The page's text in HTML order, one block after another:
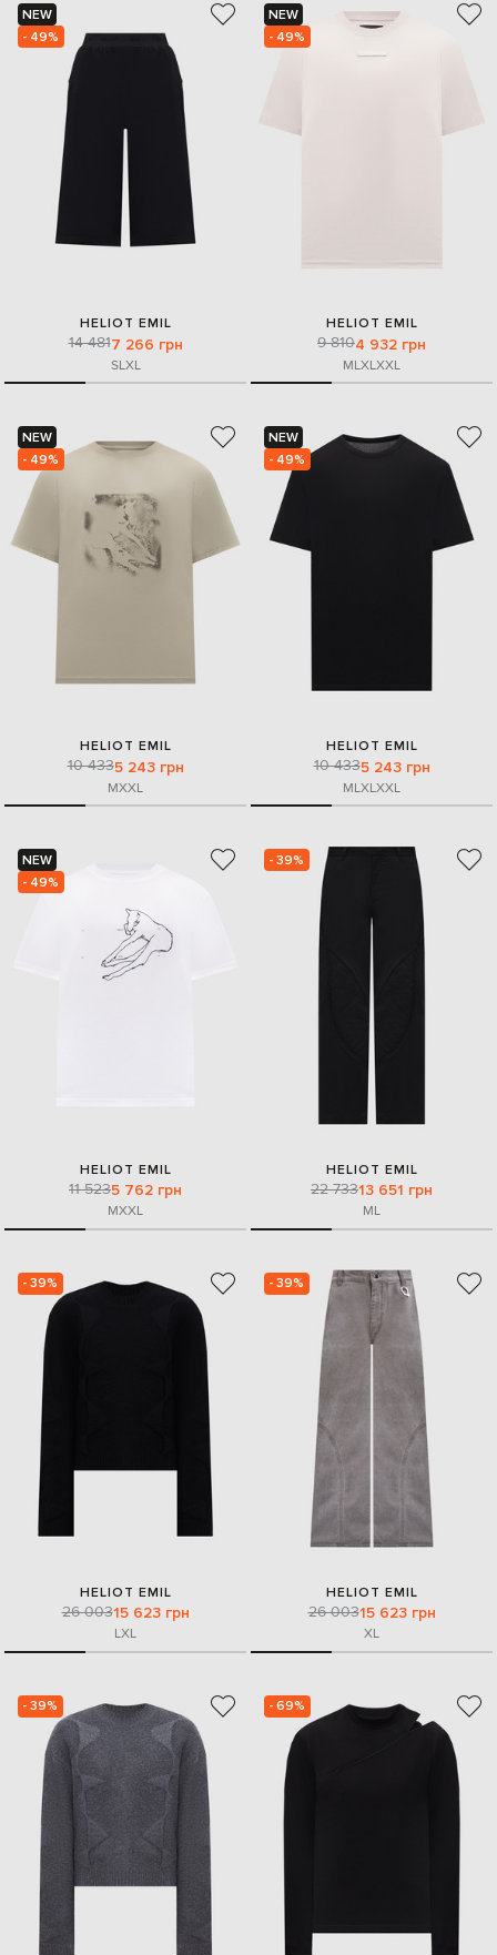
NEW
- 49%
HELIOT EMIL
14 4817 266 грн
SLXL
NEW
- 49%
HELIOT EMIL
9 8104 932 грн
MLXLXXL
NEW
- 49%
HELIOT EMIL
10 4335 243 грн
MXXL
NEW
- 49%
HELIOT EMIL
10 4335 243 грн
MLXLXXL
NEW
- 49%
HELIOT EMIL
11 5235 762 грн
MXXL
- 39%
HELIOT EMIL
22 73313 651 грн
ML
- 39%
HELIOT EMIL
26 00315 623 грн
LXL
- 39%
HELIOT EMIL
26 00315 623 грн
XL
- 39% - 69%